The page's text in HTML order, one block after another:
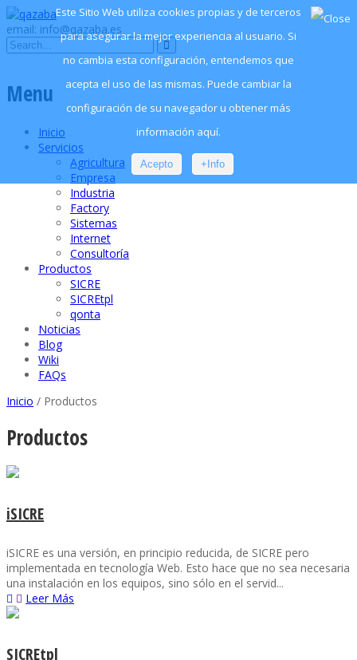
email: info@qazaba.es
Menu
Inicio
Servicios
Agricultura
Empresa
Industria
Factory
Sistemas
Internet
Consultoría
Productos
SICRE
SICREtpl
qonta
Noticias
Blog
Wiki
FAQs
Inicio / Productos
Productos
iSICRE
iSICRE es una versión, en principio reducida, de SICRE pero
implementada en tecnología Web. Esto hace que no sea necesaria
una instalación en los equipos, sino sólo en el servid...
Leer Más
SICREtpl
Este Sitio Web utiliza cookies propias y de terceros
para asegurar la mejor experiencia al usuario. Si
no cambia esta configuración, entendemos que
acepta el uso de las mismas. Puede cambiar la
configuración de su navegador u obtener más
información aquí.
Acepto +Info